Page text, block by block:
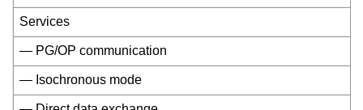
Services
— PG/OP communication
— Isochronous mode